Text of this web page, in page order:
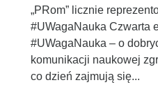
„PRom” licznie
#UWagaNauka Czwarta
#UWagaNauka – o
komunikacji naukowej
co dzień zajmują się...